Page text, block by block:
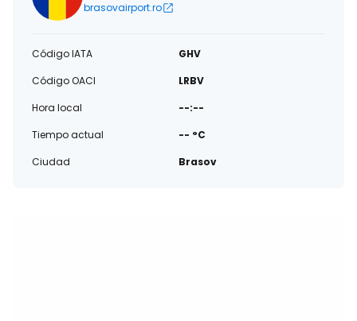
brasovairport.ro
Código IATA
GHV
Código OACI
LRBV
Hora local
--:--
Tiempo actual
-- °C
Ciudad
Brasov